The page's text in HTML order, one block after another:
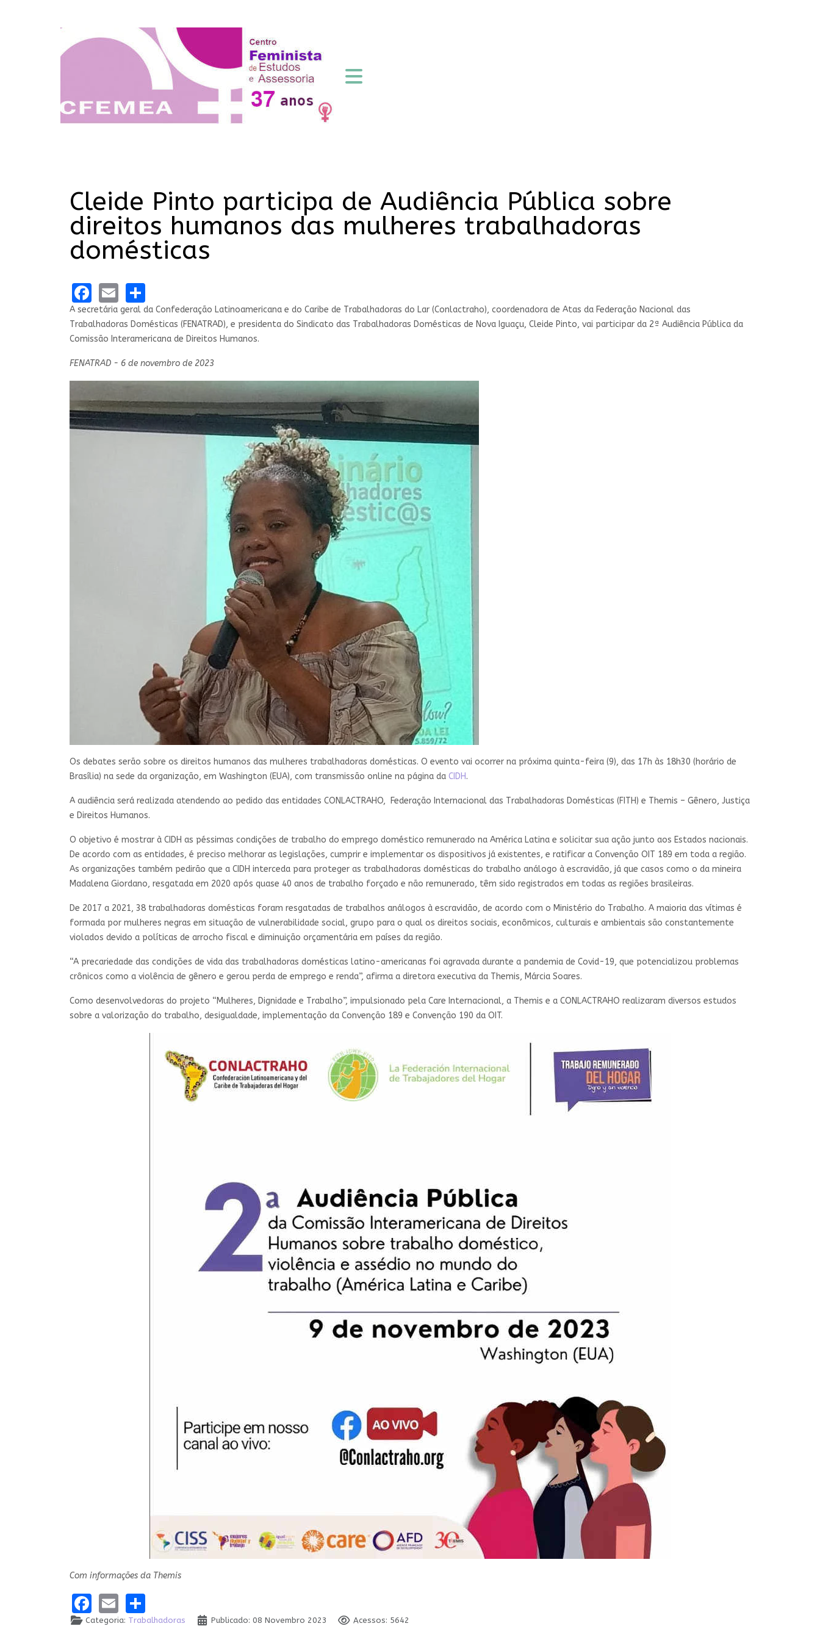
Cleide Pinto participa de Audiência Pública sobre
direitos humanos das mulheres trabalhadoras
domésticas
Facebook
Email
A secretária geral da Confederação Latinoamericana e do Caribe de Trabalhadoras do Lar (Conlactraho), coordenadora de Atas da Federação Nacional das
Trabalhadoras Domésticas (FENATRAD), e presidenta do Sindicato das Trabalhadoras Domésticas de Nova Iguaçu, Cleide Pinto, vai participar da 2ª Audiência Pública da
Comissão Interamericana de Direitos Humanos.
FENATRAD - 6 de novembro de 2023
Os debates serão sobre os direitos humanos das mulheres trabalhadoras domésticas. O evento vai ocorrer na próxima quinta-feira (9), das 17h às 18h30 (horário de
Brasília) na sede da organização, em Washington (EUA), com transmissão online na página da CIDH.
A audiência será realizada atendendo ao pedido das entidades CONLACTRAHO, Federação Internacional das Trabalhadoras Domésticas (FITH) e Themis – Gênero, Justiça
e Direitos Humanos.
O objetivo é mostrar à CIDH as péssimas condições de trabalho do emprego doméstico remunerado na América Latina e solicitar sua ação junto aos Estados nacionais.
De acordo com as entidades, é preciso melhorar as legislações, cumprir e implementar os dispositivos já existentes, e ratificar a Convenção OIT 189 em toda a região.
As organizações também pedirão que a CIDH interceda para proteger as trabalhadoras domésticas do trabalho análogo à escravidão, já que casos como o da mineira
Madalena Giordano, resgatada em 2020 após quase 40 anos de trabalho forçado e não remunerado, têm sido registrados em todas as regiões brasileiras.
De 2017 a 2021, 38 trabalhadoras domésticas foram resgatadas de trabalhos análogos à escravidão, de acordo com o Ministério do Trabalho. A maioria das vítimas é
formada por mulheres negras em situação de vulnerabilidade social, grupo para o qual os direitos sociais, econômicos, culturais e ambientais são constantemente
violados devido a políticas de arrocho fiscal e diminuição orçamentária em países da região.
“A precariedade das condições de vida das trabalhadoras domésticas latino-americanas foi agravada durante a pandemia de Covid-19, que potencializou problemas
crônicos como a violência de gênero e gerou perda de emprego e renda”, afirma a diretora executiva da Themis, Márcia Soares.
Como desenvolvedoras do projeto “Mulheres, Dignidade e Trabalho”, impulsionado pela Care Internacional, a Themis e a CONLACTRAHO realizaram diversos estudos
sobre a valorização do trabalho, desigualdade, implementação da Convenção 189 e Convenção 190 da OIT.
Com informações da Themis
Facebook
Email
Categoria: Trabalhadoras Publicado: 08 Novembro 2023 Acessos: 5642